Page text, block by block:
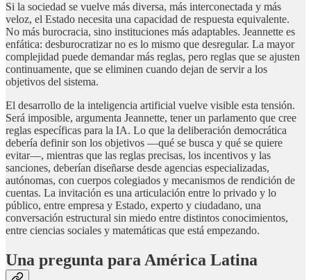
Si la sociedad se vuelve más diversa, más interconectada y más
veloz, el Estado necesita una capacidad de respuesta equivalente.
No más burocracia, sino instituciones más adaptables. Jeannette es
enfática: desburocratizar no es lo mismo que desregular. La mayor
complejidad puede demandar más reglas, pero reglas que se ajusten
continuamente, que se eliminen cuando dejan de servir a los
objetivos del sistema.
El desarrollo de la inteligencia artificial vuelve visible esta tensión.
Será imposible, argumenta Jeannette, tener un parlamento que cree
reglas específicas para la IA. Lo que la deliberación democrática
debería definir son los objetivos —qué se busca y qué se quiere
evitar—, mientras que las reglas precisas, los incentivos y las
sanciones, deberían diseñarse desde agencias especializadas,
autónomas, con cuerpos colegiados y mecanismos de rendición de
cuentas. La invitación es una articulación entre lo privado y lo
público, entre empresa y Estado, experto y ciudadano, una
conversación estructural sin miedo entre distintos conocimientos,
entre ciencias sociales y matemáticas que está empezando.
Una pregunta para América Latina